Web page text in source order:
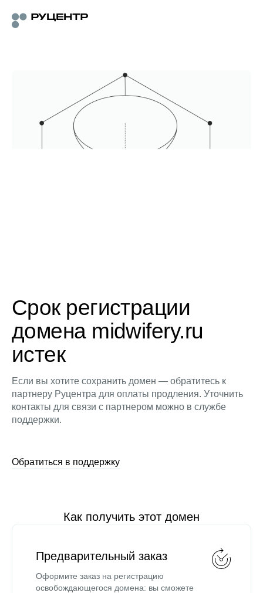
Срок регистрации
домена midwifery.ru
истек
Если вы хотите сохранить домен — обратитесь к
партнеру Руцентра для оплаты продления. Уточнить
контакты для связи с партнером можно в службе
поддержки.
Обратиться в поддержку
Как получить этот домен
Предварительный заказ
Оформите заказ на регистрацию
освобождающегося домена: вы сможете